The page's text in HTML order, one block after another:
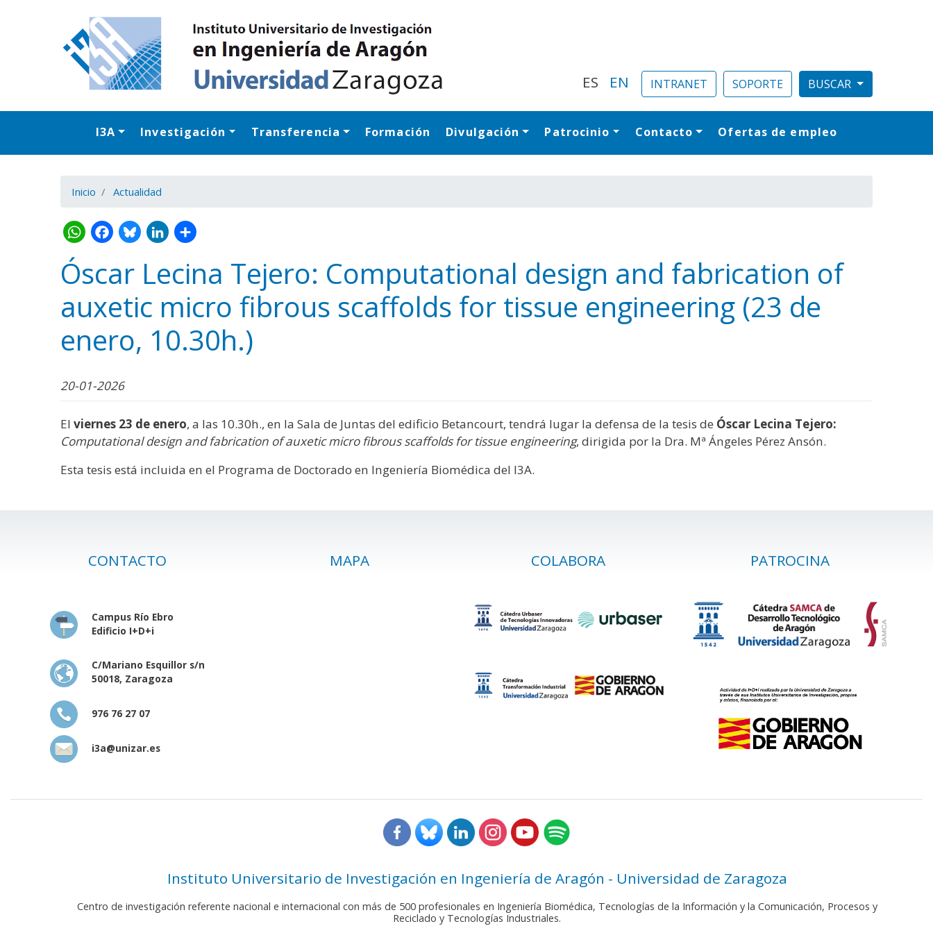
ES EN INTRANET SOPORTE
Navegación principal
I3A Investigación Transferencia Formación Divulgación Patrocinio Contacto Ofertas de empleo
Inicio Actualidad
WhatsApp
Facebook
Bluesky
LinkedIn
Share
Óscar Lecina Tejero: Computational design and fabrication of
auxetic micro fibrous scaffolds for tissue engineering (23 de
enero, 10.30h.)
20-01-2026
El viernes 23 de enero, a las 10.30h., en la Sala de Juntas del edificio Betancourt, tendrá lugar la defensa de la tesis de Óscar Lecina Tejero:
Computational design and fabrication of auxetic micro fibrous scaffolds for tissue engineering, dirigida por la Dra. Mª Ángeles Pérez Ansón.
Esta tesis está incluida en el Programa de Doctorado en Ingeniería Biomédica del I3A.
CONTACTO
Campus Río Ebro
Edificio I+D+i
C/Mariano Esquillor s/n
50018, Zaragoza
976 76 27 07
i3a@unizar.es
MAPA COLABORA PATROCINA
Instituto Universitario de Investigación en Ingeniería de Aragón - Universidad de Zaragoza
Centro de investigación referente nacional e internacional con más de 500 profesionales en Ingeniería Biomédica, Tecnologías de la Información y la Comunicación, Procesos y
Reciclado y Tecnologías Industriales.